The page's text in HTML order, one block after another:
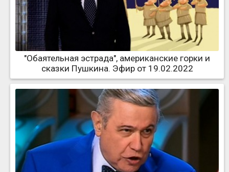
"Обаятельная эстрада", американские горки и
сказки Пушкина. Эфир от 19.02.2022